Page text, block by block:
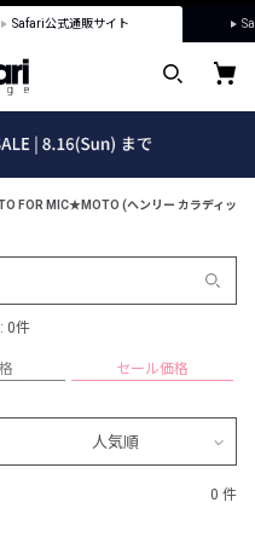
Safari公式通販サイト
FOR MIC★MOTO (ヘンリー カラディッ
0件
セール価格
人気順
0 件